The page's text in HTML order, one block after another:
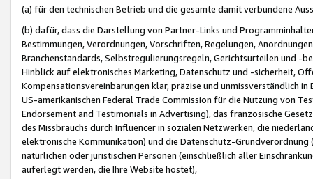
(a) für den technischen Betrieb und die gesamte damit verbundene
(b) dafür, dass die Darstellung von Partner-Links und
Bestimmungen, Verordnungen, Vorschriften, Regelungen,
Branchenstandards, Selbstregulierungsregeln, Gerichtsurteilen und -
Hinblick auf elektronisches Marketing, Datenschutz und -sicherheit,
Kompensationsvereinbarungen klar, präzise und unmissverständlich
US-amerikanischen Federal Trade Commission für die Nutzung von
Endorsement and Testimonials in Advertising), das französische
des Missbrauchs durch Influencer in sozialen Netzwerken, die
elektronische Kommunikation) und die Datenschutz-
natürlichen oder juristischen Personen (einschließlich aller
auferlegt werden, die Ihre Website hostet),